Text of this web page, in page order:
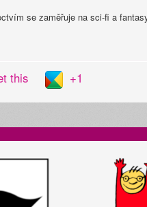
se zaměřuje na sci-fi a
this +1